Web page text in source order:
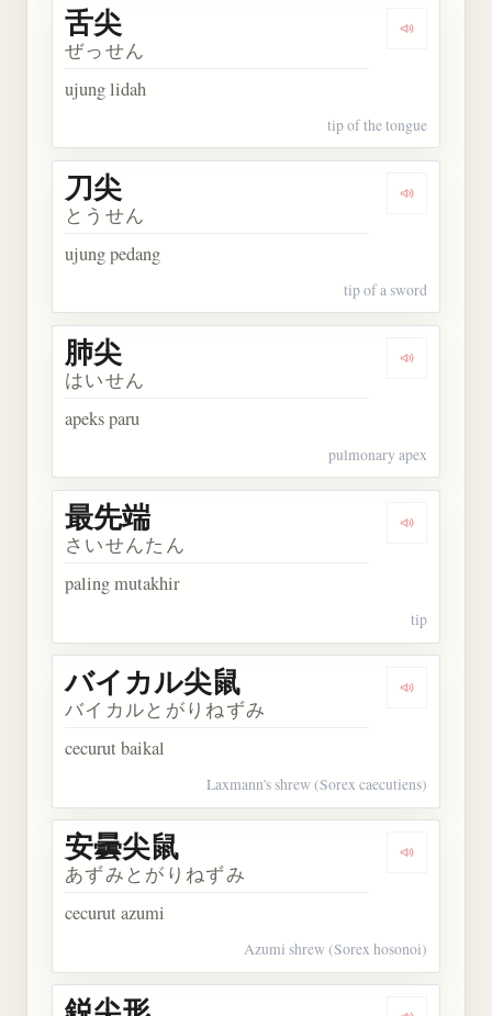
Dengarkan
舌尖
ぜっせん
ujung lidah
tip of the tongue
Dengarkan
刀尖
とうせん
ujung pedang
tip of a sword
Dengarkan
肺尖
はいせん
apeks paru
pulmonary apex
Dengarkan
最先端
さいせんたん
paling mutakhir
tip
Dengarkan
バイカル尖鼠
バイカルとがりねずみ
cecurut baikal
Laxmann's shrew (Sorex caecutiens)
Dengarkan
安曇尖鼠
あずみとがりねずみ
cecurut azumi
Azumi shrew (Sorex hosonoi)